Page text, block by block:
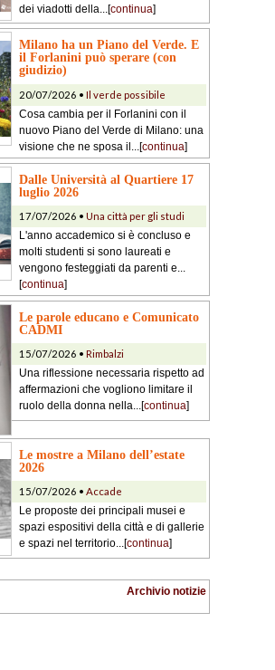
dei viadotti della...[continua]
Milano ha un Piano del Verde. E
il Forlanini può sperare (con
giudizio)
20/07/2026 • Il verde possibile
Cosa cambia per il Forlanini con il
nuovo Piano del Verde di Milano: una
visione che ne sposa il...[continua]
Dalle Università al Quartiere 17
luglio 2026
17/07/2026 • Una città per gli studi
L'anno accademico si è concluso e
molti studenti si sono laureati e
vengono festeggiati da parenti e...
[continua]
Le parole educano e Comunicato
CADMI
15/07/2026 • Rimbalzi
Una riflessione necessaria rispetto ad
affermazioni che vogliono limitare il
ruolo della donna nella...[continua]
Le mostre a Milano dell’estate
2026
15/07/2026 • Accade
Le proposte dei principali musei e
spazi espositivi della città e di gallerie
e spazi nel territorio...[continua]
Archivio notizie